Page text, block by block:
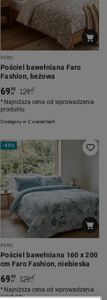
FARO
Pościel bawełniana Faro
Fashion, beżowa
Dostępny w 2 wariantach
6990
zł 129 00
zł
*
Najniższa cena od wprowadzenia
produktu
-45%
FARO
Pościel bawełniana 160 x 200
cm Faro Fashion, niebieska
6990
zł 129 00
zł
*
Najniższa cena od wprowadzenia
produktu